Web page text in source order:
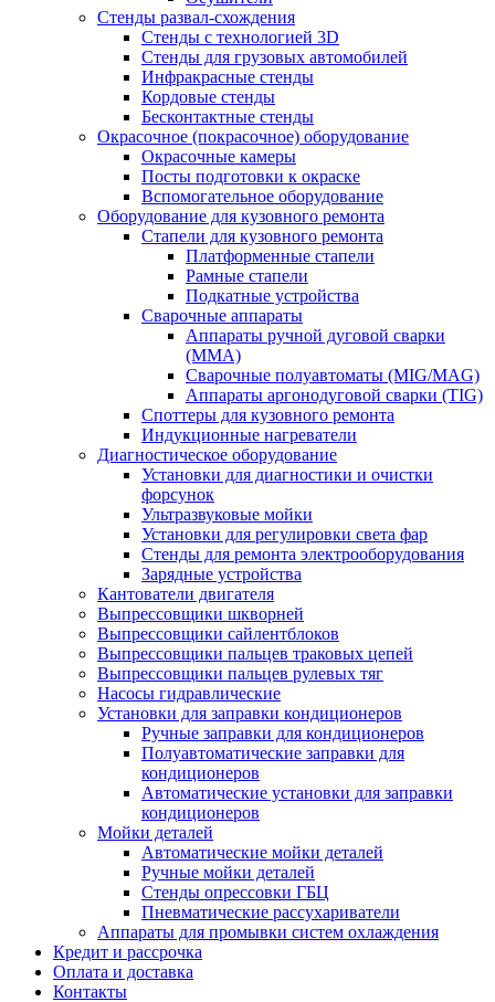
Стенды развал-схождения
Стенды с технологией 3D
Стенды для грузовых автомобилей
Инфракрасные стенды
Кордовые стенды
Бесконтактные стенды
Окрасочное (покрасочное) оборудование
Окрасочные камеры
Посты подготовки к окраске
Вспомогательное оборудование
Оборудование для кузовного ремонта
Стапели для кузовного ремонта
Платформенные стапели
Рамные стапели
Подкатные устройства
Сварочные аппараты
Аппараты ручной дуговой сварки
(MMA)
Сварочные полуавтоматы (MIG/MAG)
Аппараты аргонодуговой сварки (TIG)
Споттеры для кузовного ремонта
Индукционные нагреватели
Диагностическое оборудование
Установки для диагностики и очистки
форсунок
Ультразвуковые мойки
Установки для регулировки света фар
Стенды для ремонта электрооборудования
Зарядные устройства
Кантователи двигателя
Выпрессовщики шкворней
Выпрессовщики сайлентблоков
Выпрессовщики пальцев траковых цепей
Выпрессовщики пальцев рулевых тяг
Насосы гидравлические
Установки для заправки кондиционеров
Ручные заправки для кондиционеров
Полуавтоматические заправки для
кондиционеров
Автоматические установки для заправки
кондиционеров
Мойки деталей
Автоматические мойки деталей
Ручные мойки деталей
Стенды опрессовки ГБЦ
Пневматические рассухариватели
Аппараты для промывки систем охлаждения
Кредит и рассрочка
Оплата и доставка
Контакты